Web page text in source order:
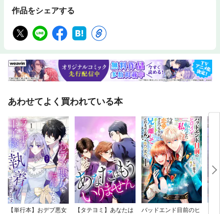
作品をシェアする
あわせてよく買われている本
【単行本】おデブ悪女
【タテヨミ】あなたは
バッドエンド目前のヒ